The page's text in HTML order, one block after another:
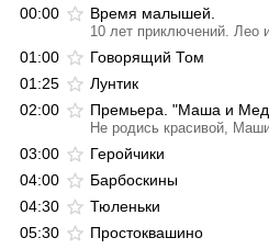
00:00
Время малышей.
10 лет приключений. Лео
01:00
Говорящий Том
01:25
Лунтик
02:00
Премьера. "Маша и
Не родись красивой,
03:00
Геройчики
04:00
Барбоскины
04:30
Тюленьки
05:30
Простоквашино